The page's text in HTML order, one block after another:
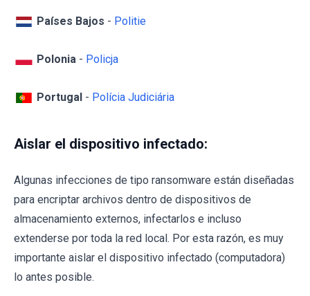
Países Bajos - Politie
Polonia - Policja
Portugal - Polícia Judiciária
Aislar el dispositivo infectado:
Algunas infecciones de tipo ransomware están diseñadas
para encriptar archivos dentro de dispositivos de
almacenamiento externos, infectarlos e incluso
extenderse por toda la red local. Por esta razón, es muy
importante aislar el dispositivo infectado (computadora)
lo antes posible.